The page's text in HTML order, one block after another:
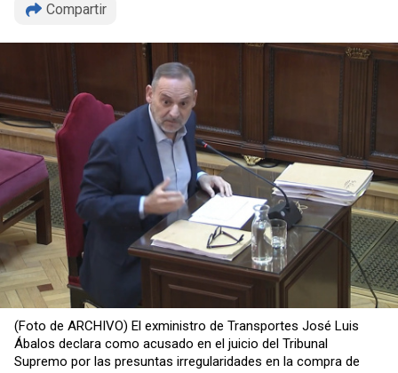
Compartir
(Foto de ARCHIVO) El exministro de Transportes José Luis
Ábalos declara como acusado en el juicio del Tribunal
Supremo por las presuntas irregularidades en la compra de